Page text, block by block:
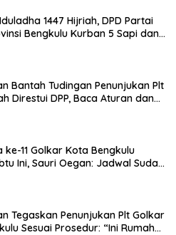
1447 Hijriah, DPD Partai
Bengkulu Kurban 5 Sapi dan 1
Bantah Tudingan Penunjukan Plt
Direstui DPP, Baca Aturan dan
ke-11 Golkar Kota Bengkulu
Ini, Sauri Oegan: Jadwal Sudah
Tegaskan Penunjukan Plt Golkar
Sesuai Prosedur: “Ini Rumah